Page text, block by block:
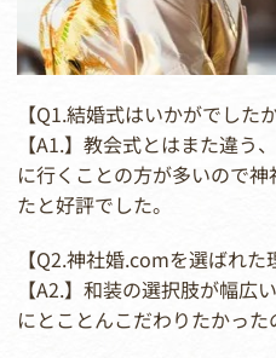
【Q1.結婚式はいかがでした
【A1.】教会式とはまた違
に行くことの方が多いので
たと好評でした。
【Q2.神社婚.comを選ばれた
【A2.】和装の選択肢が幅
にとことんこだわりたかっ